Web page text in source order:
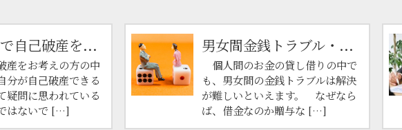
で自己破産を...
産をお考えの方の中
分が自己破産できる
疑問に思われている
はないで […]
男女間金銭トラブル・...
個人間のお金の貸し借りの中で
も、男女間の金銭トラブルは解決
が難しいといえます。 なぜなら
ば、借金なのか贈与な […]